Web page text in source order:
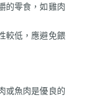
的零食，如雞肉
較低，應避免餵
或魚肉是優良的